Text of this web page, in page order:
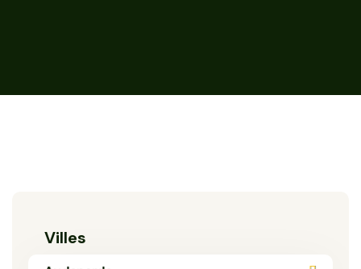
Villes